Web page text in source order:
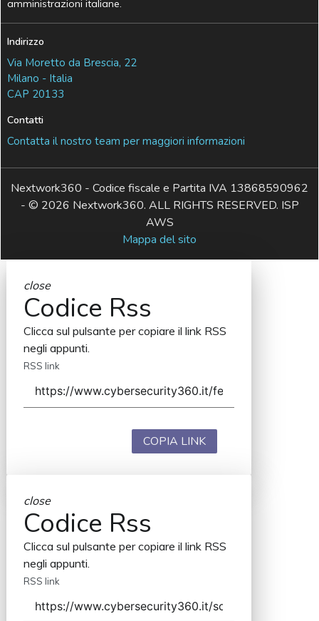
amministrazioni italiane.
Indirizzo
Via Moretto da Brescia, 22
Milano - Italia
CAP 20133
Contatti
Contatta il nostro team per maggiori informazioni
Nextwork360 - Codice fiscale e Partita IVA 13868590962
- © 2026 Nextwork360. ALL RIGHTS RESERVED. ISP
AWS
Mappa del sito
close
Codice Rss
Clicca sul pulsante per copiare il link RSS
negli appunti.
RSS link
COPIA LINK
close
Codice Rss
Clicca sul pulsante per copiare il link RSS
negli appunti.
RSS link